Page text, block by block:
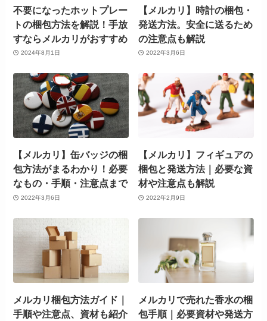
不要になったホットプレー
トの梱包方法を解説！手放
すならメルカリがおすすめ
2024年8月1日
【メルカリ】時計の梱包・
発送方法。安全に送るため
の注意点も解説
2022年3月6日
【メルカリ】缶バッジの梱
包方法がまるわかり！必要
なもの・手順・注意点まで
2022年3月6日
【メルカリ】フィギュアの
梱包と発送方法｜必要な資
材や注意点も解説
2022年2月9日
メルカリ梱包方法ガイド｜
手順や注意点、資材も紹介
メルカリで売れた香水の梱
包手順｜必要資材や発送方